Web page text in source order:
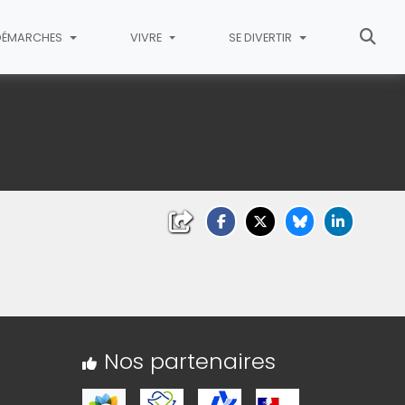
VIVRE SE DIVERTIR
Nos partenaires